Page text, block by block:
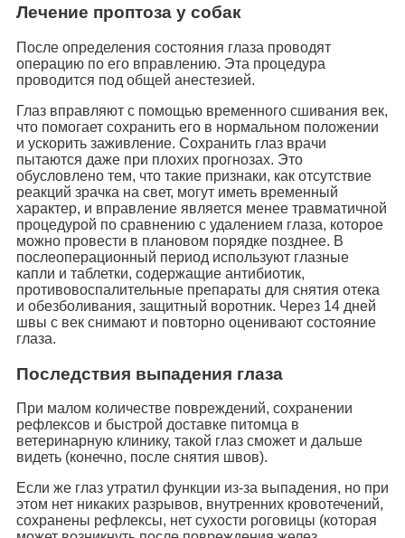
Лечение проптоза у собак
После определения состояния глаза проводят
операцию по его вправлению. Эта процедура
проводится под общей анестезией.
Глаз вправляют с помощью временного сшивания век,
что помогает сохранить его в нормальном положении
и ускорить заживление. Сохранить глаз врачи
пытаются даже при плохих прогнозах. Это
обусловлено тем, что такие признаки, как отсутствие
реакций зрачка на свет, могут иметь временный
характер, и вправление является менее травматичной
процедурой по сравнению с удалением глаза, которое
можно провести в плановом порядке позднее. В
послеоперационный период используют глазные
капли и таблетки, содержащие антибиотик,
противовоспалительные препараты для снятия отека
и обезболивания, защитный воротник. Через 14 дней
швы с век снимают и повторно оценивают состояние
глаза.
Последствия выпадения глаза
При малом количестве повреждений, сохранении
рефлексов и быстрой доставке питомца в
ветеринарную клинику, такой глаз сможет и дальше
видеть (конечно, после снятия швов).
Если же глаз утратил функции из-за выпадения, но при
этом нет никаких разрывов, внутренних кровотечений,
сохранены рефлексы, нет сухости роговицы (которая